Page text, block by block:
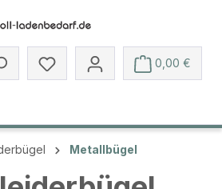
Du hast 0 Produkte auf dem
0,00 €
Metallbügel